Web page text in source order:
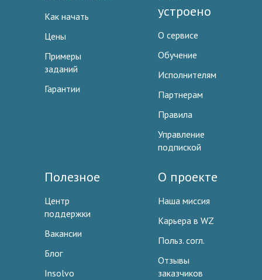
Как начать
Цены
Примеры
заданий
Гарантии
устроено
О сервисе
Обучение
Исполнителям
Партнерам
Правила
Управление
подпиской
Полезное
Центр
поддержки
Вакансии
Блог
Insolvo
О проекте
Наша миссия
Карьера в WZ
Польз. согл.
Отзывы
заказчиков